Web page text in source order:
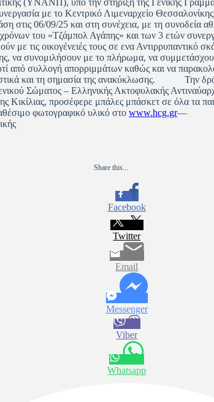
(ΥΝΑΝΠ), υπό την στήριξη της Γενικής
με το Κεντρικό Λιμεναρχείο
στις 06/09/25 και στη συνέχεια, με τη
χρόνων του «Τζάμπολ Αγάπης» και των 3 ετών
με τις οικογένειές τους σε ενα
να συνομιλήσουν με το πλήρωμα, να
από συλλογή απορριμμάτων καθώς και να
και τη σημασία της ανακύκλωσης. Την
Σώματος – Ελληνικής Ακτοφυλακής
Κικίλιας, προσέφερε μπάλες μπάσκετ σε όλα τα
φωτογραφικό υλικό στο www.hcg.gr—
Share this...
Facebook
Twitter
Email
Messenger
Viber
Whatsapp